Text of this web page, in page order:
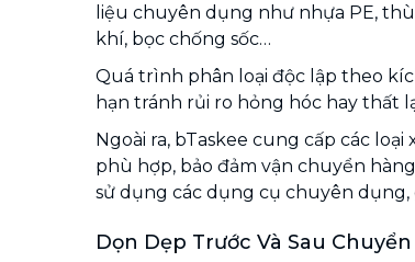
liệu chuyên dụng như nhựa PE,
khí, bọc chống sốc…
Quá trình phân loại độc lập theo
hạn tránh rủi ro hỏng hóc hay thất
Ngoài ra, bTaskee cung cấp các
phù hợp, bảo đảm vận chuyển
sử dụng các dụng cụ chuyên dụng,
Dọn Dẹp Trước Và Sau